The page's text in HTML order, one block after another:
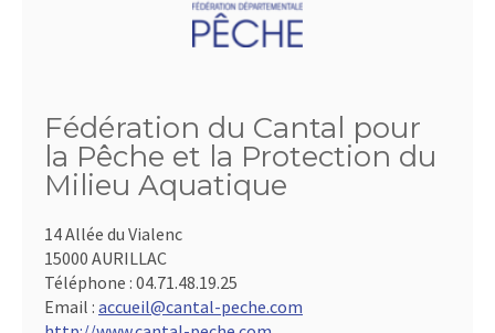
Fédération du Cantal pour
la Pêche et la Protection du
Milieu Aquatique
14 Allée du Vialenc
15000 AURILLAC
Téléphone : 04.71.48.19.25
Email : accueil@cantal-peche.com